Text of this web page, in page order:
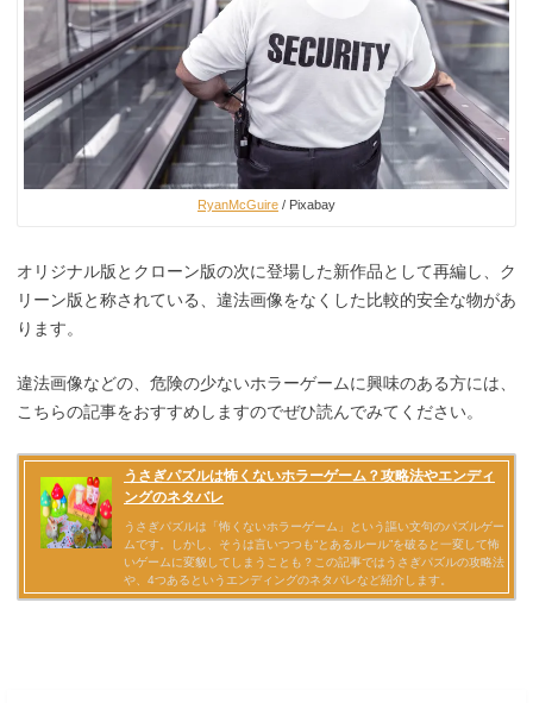
RyanMcGuire / Pixabay
オリジナル版とクローン版の次に登場した新作品として再編し、ク
リーン版と称されている、違法画像をなくした比較的安全な物があ
ります。
違法画像などの、危険の少ないホラーゲームに興味のある方には、
こちらの記事をおすすめしますのでぜひ読んでみてください。